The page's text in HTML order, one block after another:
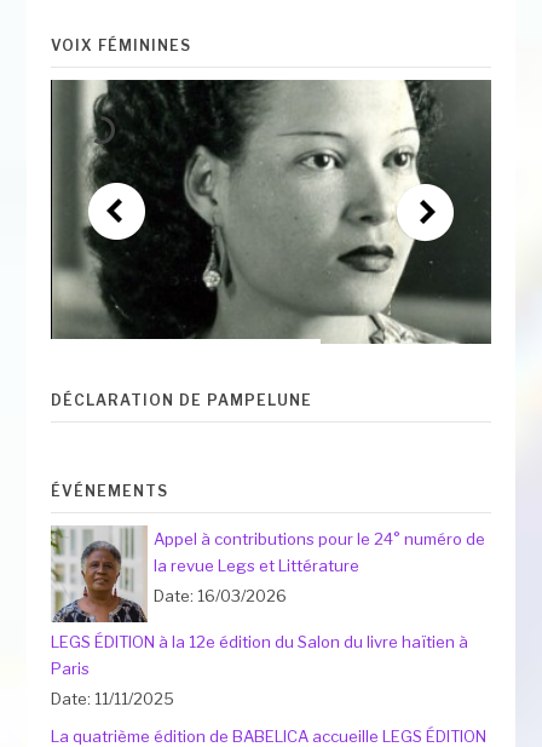
VOIX FÉMININES
DÉCLARATION DE PAMPELUNE
ÉVÉNEMENTS
Appel à contributions pour le 24° numéro de
la revue Legs et Littérature
Date: 16/03/2026
LEGS ÉDITION à la 12e édition du Salon du livre haïtien à
Paris
Date: 11/11/2025
La quatrième édition de BABELICA accueille LEGS ÉDITION